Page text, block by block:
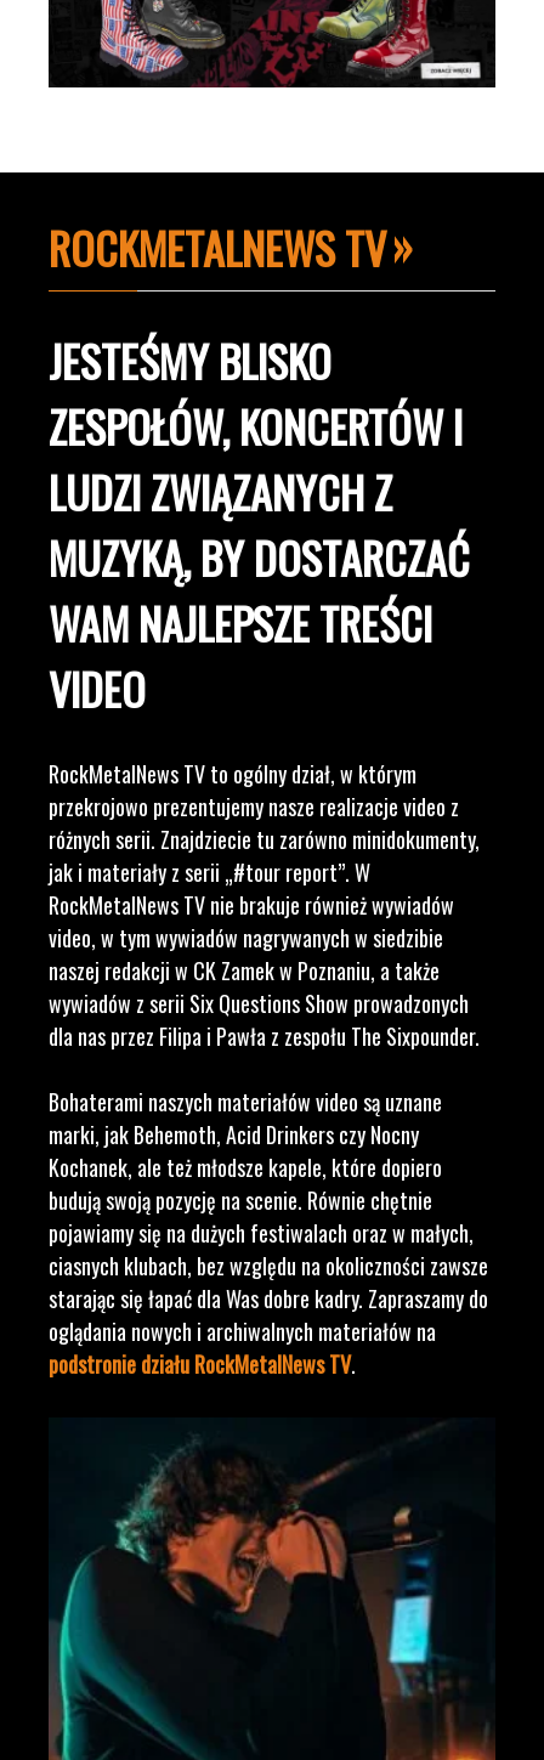
ROCKMETALNEWS TV
JESTEŚMY BLISKO
ZESPOŁÓW, KONCERTÓW I
LUDZI ZWIĄZANYCH Z
MUZYKĄ, BY DOSTARCZAĆ
WAM NAJLEPSZE TREŚCI
VIDEO
RockMetalNews TV to ogólny dział, w którym
przekrojowo prezentujemy nasze realizacje video z
różnych serii. Znajdziecie tu zarówno minidokumenty,
jak i materiały z serii „#tour report”. W
RockMetalNews TV nie brakuje również wywiadów
video, w tym wywiadów nagrywanych w siedzibie
naszej redakcji w CK Zamek w Poznaniu, a także
wywiadów z serii Six Questions Show prowadzonych
dla nas przez Filipa i Pawła z zespołu The Sixpounder.
Bohaterami naszych materiałów video są uznane
marki, jak Behemoth, Acid Drinkers czy Nocny
Kochanek, ale też młodsze kapele, które dopiero
budują swoją pozycję na scenie. Równie chętnie
pojawiamy się na dużych festiwalach oraz w małych,
ciasnych klubach, bez względu na okoliczności zawsze
starając się łapać dla Was dobre kadry. Zapraszamy do
oglądania nowych i archiwalnych materiałów na
podstronie działu RockMetalNews TV.